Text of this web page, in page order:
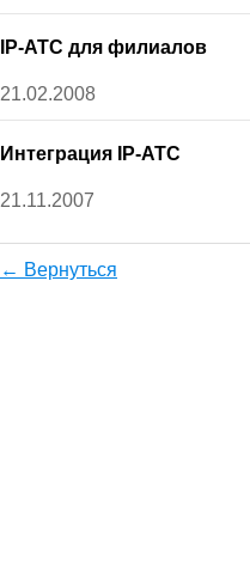
IP-АТС для филиалов
21.02.2008
Интеграция IP-АТС
21.11.2007
← Вернуться